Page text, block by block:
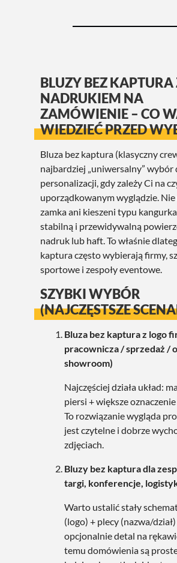
BLUZY BEZ KAPTURA
NADRUKIEM NA
ZAMÓWIENIE – CO
WIEDZIEĆ PRZED
Bluza bez kaptura (klasyczny
najbardziej „uniwersalny” wybór
personalizacji, gdy zależy Ci na
uporządkowanym wyglądzie.
zamka ani kieszeni typu
stabilną i przewidywalną
nadruk lub haft. To właśnie
kaptura często wybierają firmy,
sportowe i zespoły eventowe.
SZYBKI WYBÓR
(NAJCZĘSTSZE
Bluza bez kaptura z logo
pracownicza / sprzedaż /
showroom)
Najczęściej działa układ:
piersi + większe
To rozwiązanie wygląda
jest czytelne i dobrze
zdjęciach.
Bluzy bez kaptura dla
targi, konferencje,
Warto ustalić stały
(logo) + plecy (nazwa/
opcjonalnie detal na
temu domówienia są